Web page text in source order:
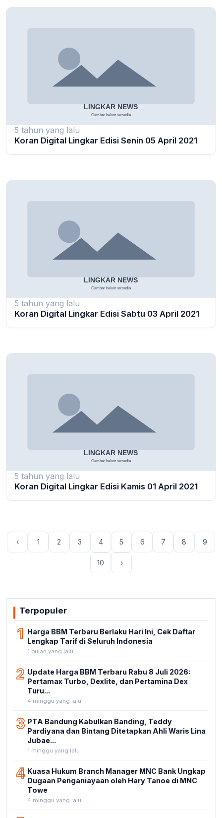
5 tahun yang lalu
Koran Digital Lingkar Edisi Senin 05 April 2021
5 tahun yang lalu
Koran Digital Lingkar Edisi Sabtu 03 April 2021
5 tahun yang lalu
Koran Digital Lingkar Edisi Kamis 01 April 2021
‹ 1 2 3 4 5 6 7 8 9
10 ›
Terpopuler
1 Harga BBM Terbaru Berlaku Hari Ini, Cek Daftar
Lengkap Tarif di Seluruh Indonesia
1 bulan yang lalu
2 Update Harga BBM Terbaru Rabu 8 Juli 2026:
Pertamax Turbo, Dexlite, dan Pertamina Dex
Turu...
4 minggu yang lalu
3 PTA Bandung Kabulkan Banding, Teddy
Pardiyana dan Bintang Ditetapkan Ahli Waris Lina
Jubae...
1 minggu yang lalu
4 Kuasa Hukum Branch Manager MNC Bank Ungkap
Dugaan Penganiayaan oleh Hary Tanoe di MNC
Towe
4 minggu yang lalu